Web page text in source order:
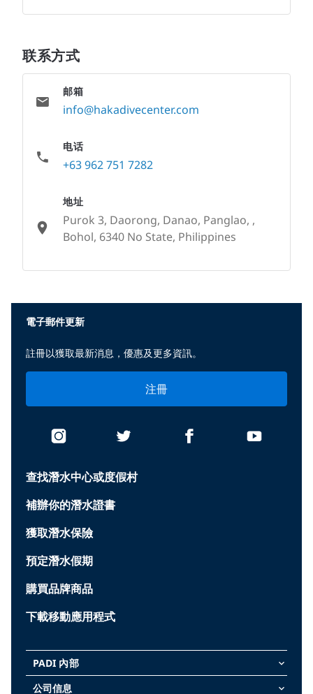
联系方式
邮箱
info@hakadivecenter.com
电话
+63 962 751 7282
地址
Purok 3, Daorong, Danao, Panglao, ,
Bohol, 6340 No State, Philippines
查找潛水中心或度假村
補辦你的潛水證書
獲取潛水保險
預定潛水假期
購買品牌商品
下載移動應用程式
PADI 內部 keyboard_arrow_down
公司信息 keyboard_arrow_down
電子郵件更新
註冊以獲取最新消息，優惠及更多資訊。
注冊